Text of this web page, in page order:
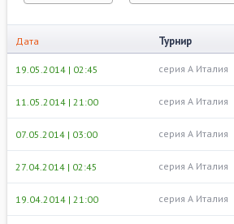
Дата Турнир
19.05.2014 | 02:45 серия А Италия
11.05.2014 | 21:00 серия А Италия
07.05.2014 | 03:00 серия А Италия
27.04.2014 | 02:45 серия А Италия
19.04.2014 | 21:00 серия А Италия